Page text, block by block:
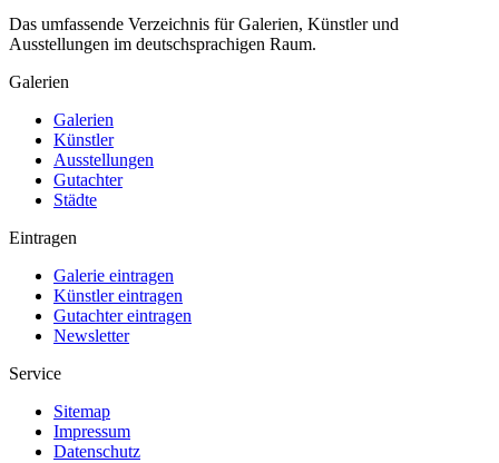
Das umfassende Verzeichnis für Galerien, Künstler und
Ausstellungen im deutschsprachigen Raum.
Galerien
Galerien
Künstler
Ausstellungen
Gutachter
Städte
Eintragen
Galerie eintragen
Künstler eintragen
Gutachter eintragen
Newsletter
Service
Sitemap
Impressum
Datenschutz